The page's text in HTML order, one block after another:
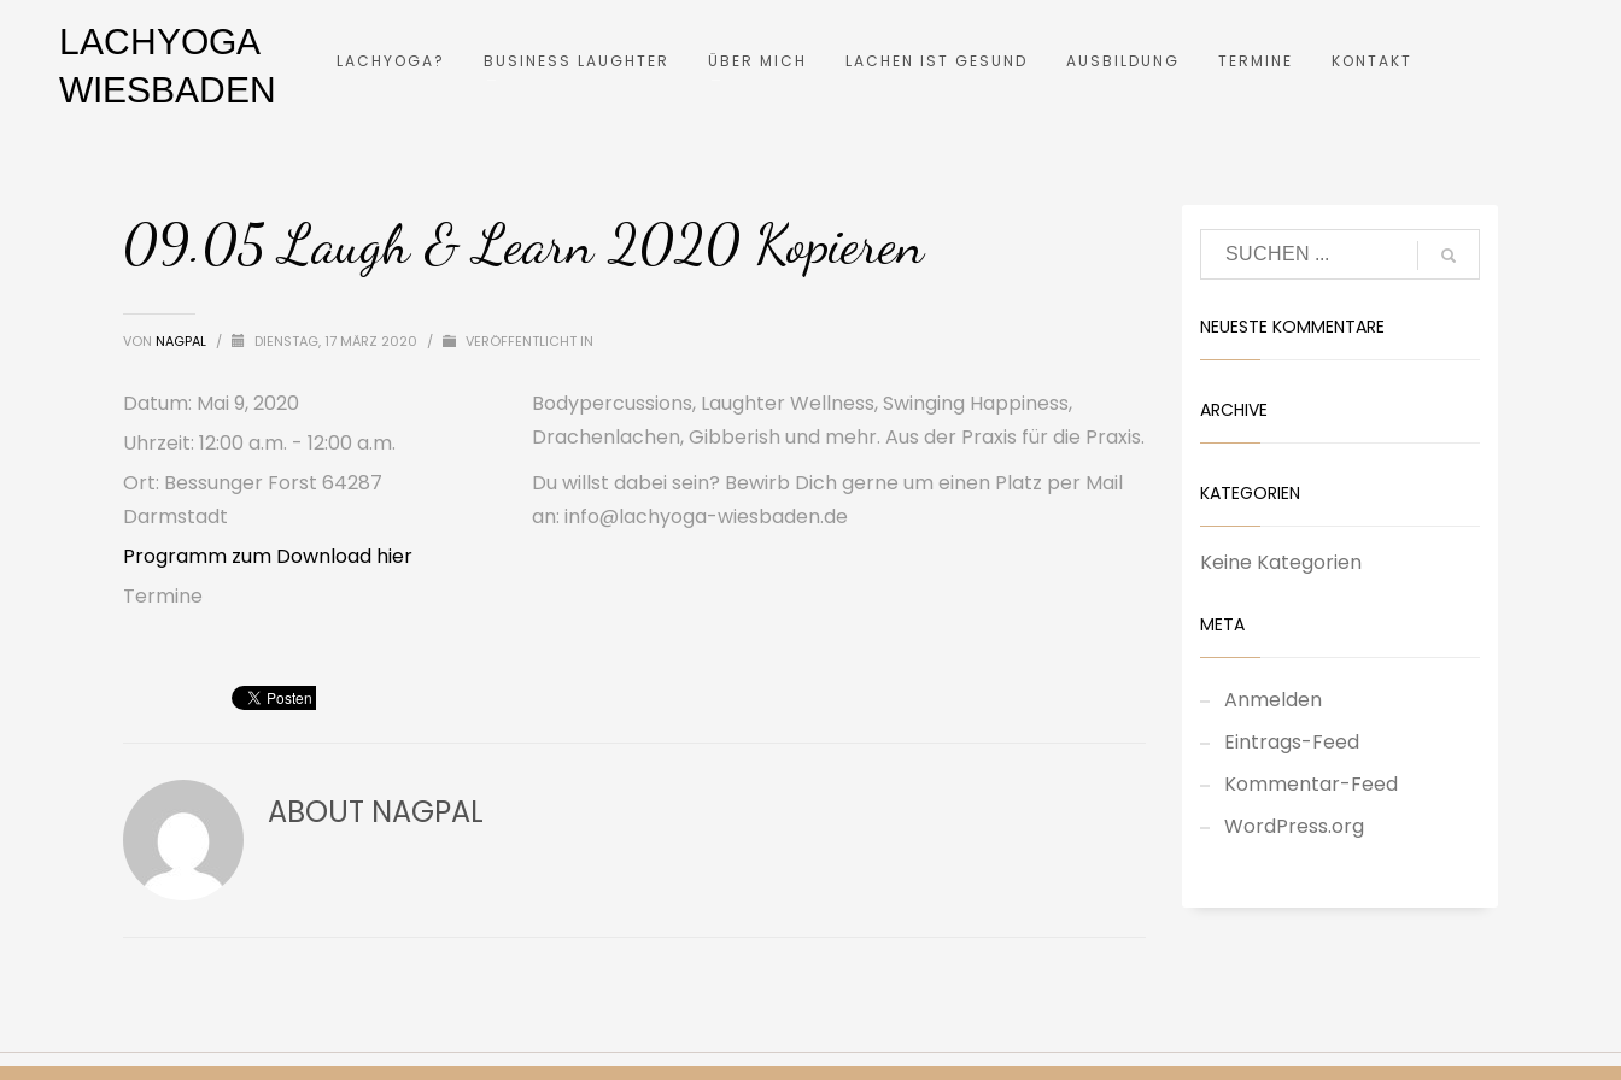
LACHYOGA
WIESBADEN
LACHYOGA? BUSINESS LAUGHTER ÜBER MICH LACHEN IST GESUND AUSBILDUNG TERMINE KONTAKT
09.05 Laugh & Learn 2020 Kopieren
VON NAGPAL / DIENSTAG, 17 MÄRZ 2020 / VERÖFFENTLICHT IN
Datum: Mai 9, 2020
Uhrzeit: 12:00 a.m. - 12:00 a.m.
Ort: Bessunger Forst 64287
Darmstadt
Programm zum Download hier
Termine
Bodypercussions, Laughter Wellness, Swinging Happiness,
Drachenlachen, Gibberish und mehr. Aus der Praxis für die Praxis.
Du willst dabei sein? Bewirb Dich gerne um einen Platz per Mail
an: info@lachyoga-wiesbaden.de
ABOUT NAGPAL
NEUESTE KOMMENTARE
ARCHIVE
KATEGORIEN
Keine Kategorien
META
Anmelden
Eintrags-Feed
Kommentar-Feed
WordPress.org